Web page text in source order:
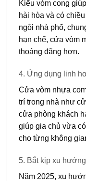
Kiểu vòm cong
hài hòa và có
ngôi nhà phố,
hạn chế, cửa vòm
thoáng đãng hơn.
4. Ứng dụng linh
Cửa vòm nhựa
trí trong nhà như
cửa phòng khách
giúp gia chủ vừa
cho từng không
5. Bắt kịp xu
Năm 2025, xu